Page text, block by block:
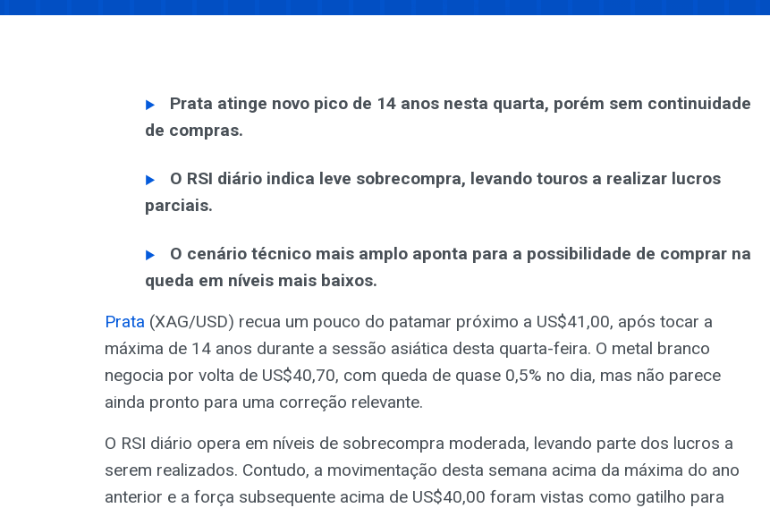
Prata atinge novo pico de 14 anos nesta quarta, porém sem continuidade
de compras.
O RSI diário indica leve sobrecompra, levando touros a realizar lucros
parciais.
O cenário técnico mais amplo aponta para a possibilidade de comprar na
queda em níveis mais baixos.
Prata (XAG/USD) recua um pouco do patamar próximo a US$41,00, após tocar a
máxima de 14 anos durante a sessão asiática desta quarta-feira. O metal branco
negocia por volta de US$40,70, com queda de quase 0,5% no dia, mas não parece
ainda pronto para uma correção relevante.
O RSI diário opera em níveis de sobrecompra moderada, levando parte dos lucros a
serem realizados. Contudo, a movimentação desta semana acima da máxima do ano
anterior e a força subsequente acima de US$40,00 foram vistas como gatilho para